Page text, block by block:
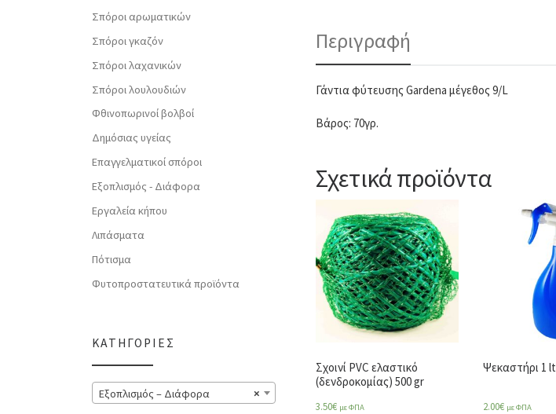
Περιγραφή
Γάντια φύτευσης Gardena μέγεθος 9/L
Βάρος: 70γρ.
Σχετικά προϊόντα
Σχοινί PVC ελαστικό
(δενδροκομίας) 500 gr
3.50€ με ΦΠΑ
Ψεκαστήρι 1 lt
2.00€ με ΦΠΑ
Σπόροι αρωματικών
Σπόροι γκαζόν
Σπόροι λαχανικών
Σπόροι λουλουδιών
Φθινοπωρινοί βολβοί
Δημόσιας υγείας
Επαγγελματικοί σπόροι
Εξοπλισμός - Διάφορα
Εργαλεία κήπου
Λιπάσματα
Πότισμα
Φυτοπροστατευτικά προϊόντα
ΚΑΤΗΓΟΡΊΕΣ
×
Εξοπλισμός – Διάφορα